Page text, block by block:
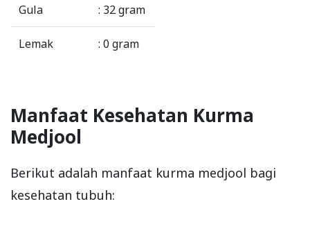
Gula : 32 gram
Lemak : 0 gram
Manfaat Kesehatan Kurma
Medjool
Berikut adalah manfaat kurma medjool bagi
kesehatan tubuh: